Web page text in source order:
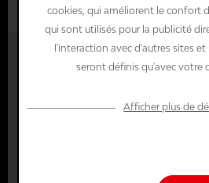
à partir de 92,68 € *
cookies, qui améliorent le confort
qui sont utilisés pour la publicité
l'interaction avec d'autres sites et
seront définis qu'avec votre
Nécessaire sur le plan...
Afficher plus de